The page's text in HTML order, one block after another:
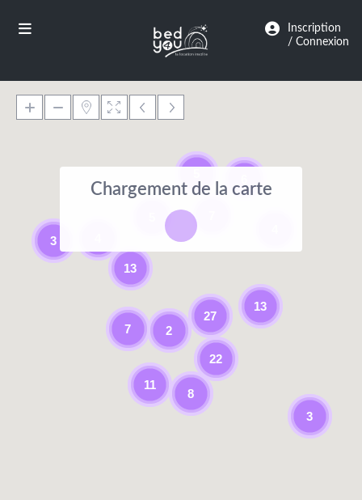
Inscription
/ Connexion
13
22
11
3
8
13
27
3
7 2
Chargement de la carte